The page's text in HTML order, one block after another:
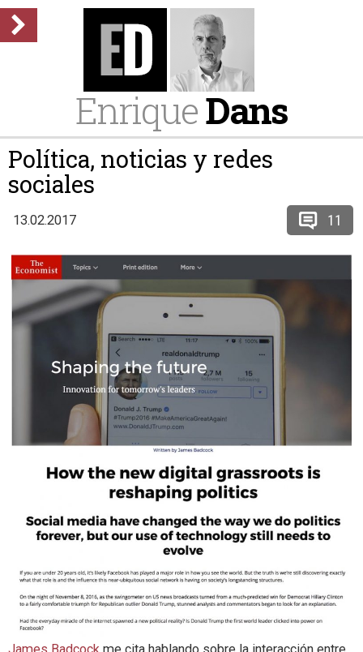
EnriqueDans
Política, noticias y redes
sociales
13.02.2017 11